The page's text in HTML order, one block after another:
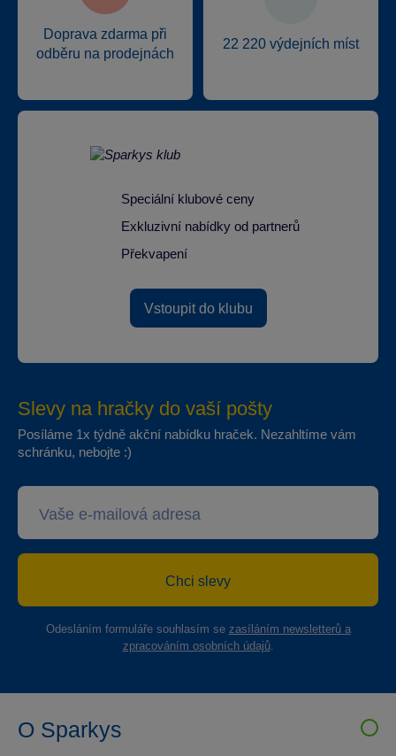
Doprava zdarma při
odběru na prodejnách
22 220 výdejních míst
Speciální klubové ceny
Exkluzivní nabídky od partnerů
Překvapení
Vstoupit do klubu
Slevy na hračky do vaší pošty
Posíláme 1x týdně akční nabídku hraček. Nezahltíme vám
schránku, nebojte :)
Chci slevy
Odesláním formuláře souhlasím se zasíláním newsletterů a
zpracováním osobních údajů.
O Sparkys